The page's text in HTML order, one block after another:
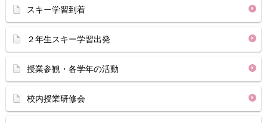
スキー学習到着
２年生スキー学習出発
授業参観・各学年の活動
校内授業研修会